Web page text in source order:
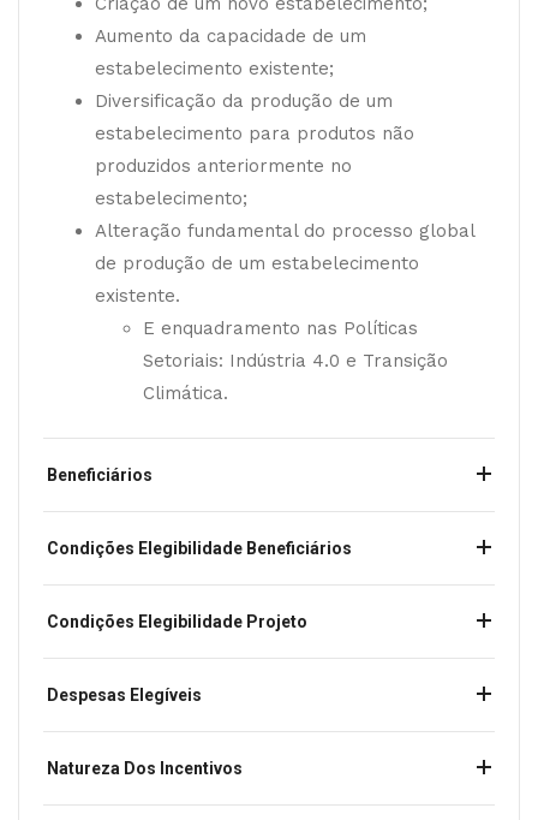
Aumento da capacidade de um
estabelecimento existente;
Diversificação da produção de um
estabelecimento para produtos não
produzidos anteriormente no
estabelecimento;
Alteração fundamental do processo global
de produção de um estabelecimento
existente.
E enquadramento nas Políticas
Setoriais: Indústria 4.0 e Transição
Climática.
Beneficiários
Condições Elegibilidade Beneficiários
Condições Elegibilidade Projeto
Despesas Elegíveis
Natureza Dos Incentivos